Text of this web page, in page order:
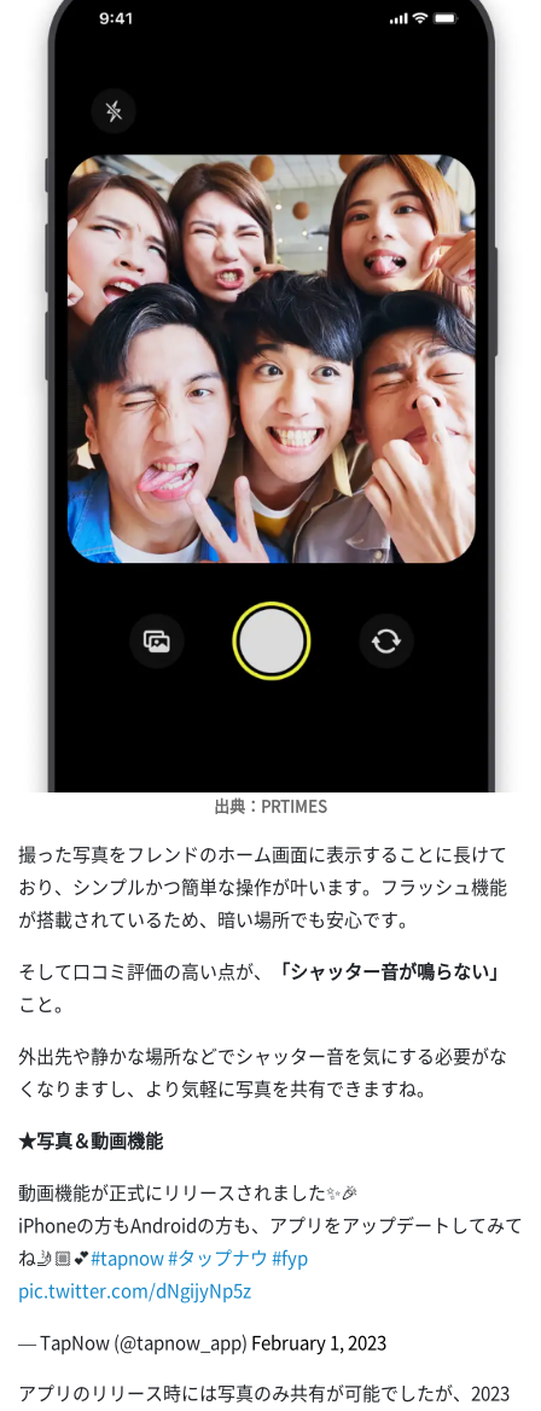
出典：PRTIMES
撮った写真をフレンドのホーム画面に表示することに長けて
おり、シンプルかつ簡単な操作が叶います。フラッシュ機能
が搭載されているため、暗い場所でも安心です。
そして口コミ評価の高い点が、
「シャッター音が鳴らない」
こと。
外出先や静かな場所などでシャッター音を気にする必要がな
くなりますし、より気軽に写真を共有できますね。
★写真＆動画機能
動画機能が正式にリリースされました✨🎉
iPhoneの方もAndroidの方も、アプリをアップデートしてみて
ね🤳🏼💕#tapnow#タップナウ #fyp
pic.twitter.com/dNgijyNp5z
— TapNow (@tapnow_app) February 1, 2023
アプリのリリース時には写真のみ共有が可能でしたが、2023